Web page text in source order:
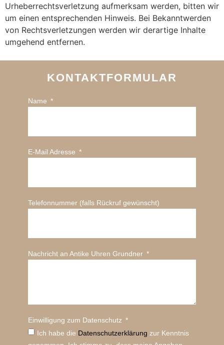
Urheberrechtsverletzung aufmerksam werden, bitten wir
um einen entsprechenden Hinweis. Bei Bekanntwerden
von Rechtsverletzungen werden wir derartige Inhalte
umgehend entfernen.
KONTAKTFORMULAR
Name
E-Mail Adresse
Telefonnummer (falls Rückruf gewünscht)
Nachricht an Antike Uhren Grundner
Einwilligung zum Datenschutz
Ich habe die Datenschutz­erklärung zur Kenntnis